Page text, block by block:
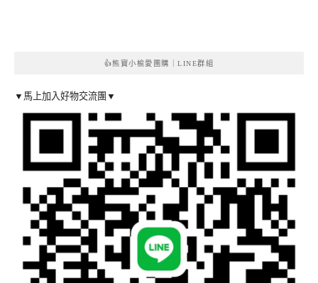
👍熊寶小榆愛團購｜LINE群組
▼馬上加入好物交流團▼